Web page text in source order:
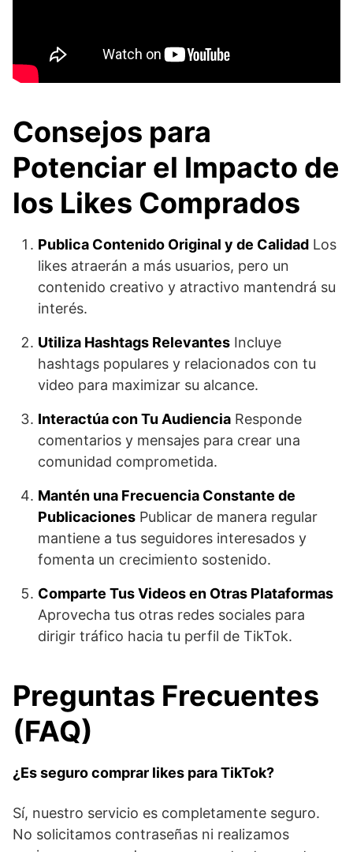
Consejos para
Potenciar el Impacto de
los Likes Comprados
Publica Contenido Original y de Calidad Los
likes atraerán a más usuarios, pero un
contenido creativo y atractivo mantendrá su
interés.
Utiliza Hashtags Relevantes Incluye
hashtags populares y relacionados con tu
video para maximizar su alcance.
Interactúa con Tu Audiencia Responde
comentarios y mensajes para crear una
comunidad comprometida.
Mantén una Frecuencia Constante de
Publicaciones Publicar de manera regular
mantiene a tus seguidores interesados y
fomenta un crecimiento sostenido.
Comparte Tus Videos en Otras Plataformas
Aprovecha tus otras redes sociales para
dirigir tráfico hacia tu perfil de TikTok.
Preguntas Frecuentes
(FAQ)
¿Es seguro comprar likes para TikTok?
Sí, nuestro servicio es completamente seguro.
No solicitamos contraseñas ni realizamos